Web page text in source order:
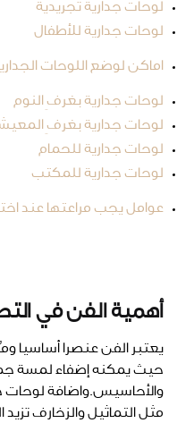
لوحات جدارية تجريدية
لوحات جدارية للأطفال
اماكن لوضع اللوحات
لوحات جدارية بغرفِ النوم
لوحات جدارية بغرفِ
لوحات جدارية للحمام
لوحات جدارية للمكتب
عوامل يجب مراعتها عند
أهمية الفن في
يعتبر الفن عنصرا أساسيا
حيث يمكنه إضفاء لمسة
والأحاسيس.واضافة لوحات
مثل التماثيل والزخارف